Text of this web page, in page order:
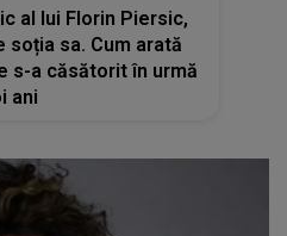
al lui Florin Piersic,
soția sa. Cum arată
s-a căsătorit în urmă
ani